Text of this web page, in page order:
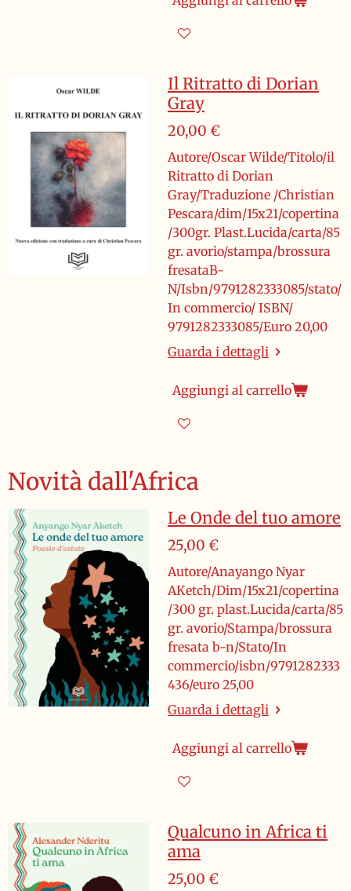
Il Ritratto di Dorian
Gray
20,00 €
Autore/Oscar Wilde/Titolo/il
Ritratto di Dorian
Gray/Traduzione /Christian
Pescara/dim/15x21/copertina
/300gr. Plast.Lucida/carta/85
gr. avorio/stampa/brossura
fresataB-
N/Isbn/9791282333085/stato/
In commercio/ ISBN/
9791282333085/Euro 20,00
Guarda i dettagli
Aggiungi al carrello
Novità dall'Africa
Le Onde del tuo amore
25,00 €
Autore/Anayango Nyar
AKetch/Dim/15x21/copertina
/300 gr. plast.Lucida/carta/85
gr. avorio/Stampa/brossura
fresata b-n/Stato/In
commercio/isbn/9791282333
436/euro 25,00
Guarda i dettagli
Aggiungi al carrello
Qualcuno in Africa ti
ama
25,00 €